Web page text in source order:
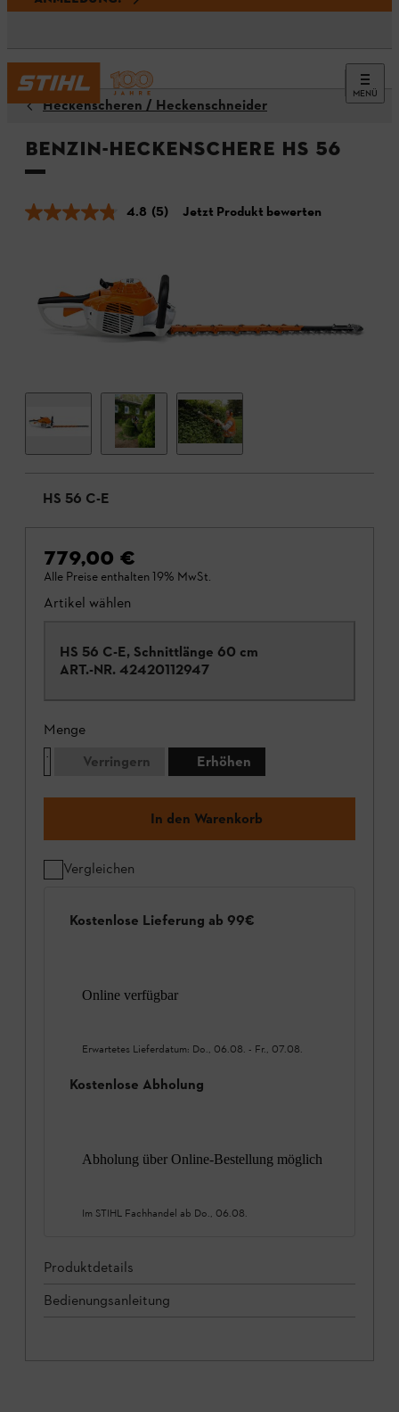
MENÜ
Heckenscheren / Heckenschneider
Benzin-Heckenschere HS 56
4.8 (5) Jetzt Produkt bewerten
HS 56 C-E
779,00 €
Alle Preise enthalten 19% MwSt.
Artikel wählen
HS 56 C-E, Schnittlänge 60 cm
ART.-NR. 42420112947
Menge
Verringern
Erhöhen
In den Warenkorb
Vergleichen
Kostenlose Lieferung ab 99€
Online verfügbar
Erwartetes Lieferdatum: Do., 06.08. - Fr., 07.08.
Kostenlose Abholung
Abholung über Online-Bestellung möglich
Im STIHL Fachhandel ab Do., 06.08.
Produktdetails
Bedienungsanleitung